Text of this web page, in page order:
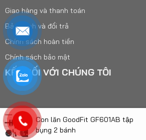
Giao hàng và thanh toán
Bảo hành và đổi trả
Chính sách hoàn tiền
Chính sách bảo mật
KẾT NỐI VỚI CHÚNG TÔI
@ VUASPORT VIETNAM
Con lăn GoodFit GF601AB tập
bụng 2 bánh